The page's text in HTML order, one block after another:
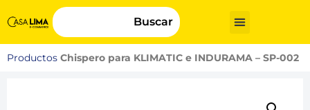
Buscar
Productos Chispero para KLIMATIC e INDURAMA – SP-002